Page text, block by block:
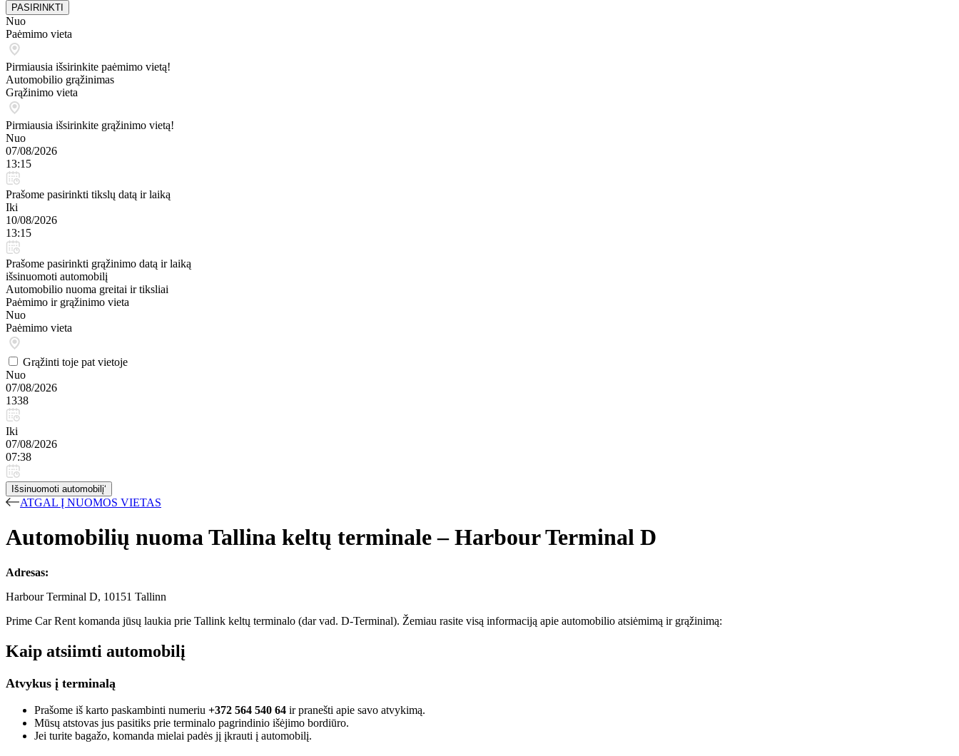
PASIRINKTI
Nuo
Paėmimo vieta
Pirmiausia išsirinkite paėmimo vietą!
Automobilio grąžinimas
Grąžinimo vieta
Pirmiausia išsirinkite grąžinimo vietą!
Nuo
07/08/2026
13:15
Prašome pasirinkti tikslų datą ir laiką
Iki
10/08/2026
13:15
Prašome pasirinkti grąžinimo datą ir laiką
išsinuomoti automobilį
Automobilio nuoma greitai ir tiksliai
Paėmimo ir grąžinimo vieta
Nuo
Paėmimo vieta
Grąžinti toje pat vietoje
Nuo
07/08/2026
1338
Iki
07/08/2026
07:38
Išsinuomoti automobilį‘
ATGAL Į NUOMOS VIETAS
Automobilių nuoma Tallina keltų terminale – Harbour Terminal D
Adresas:
Harbour Terminal D, 10151 Tallinn
Prime Car Rent komanda jūsų laukia prie Tallink keltų terminalo (dar vad. D-Terminal). Žemiau rasite visą informaciją apie automobilio atsiėmimą ir grąžinimą:
Kaip atsiimti automobilį
Atvykus į terminalą
Prašome iš karto paskambinti numeriu +372 564 540 64 ir pranešti apie savo atvykimą.
Mūsų atstovas jus pasitiks prie terminalo pagrindinio išėjimo bordiūro.
Jei turite bagažo, komanda mielai padės jį įkrauti į automobilį.